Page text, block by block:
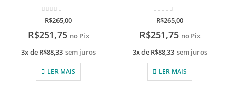
de 5
R$265,00
R$251,75 no Pix
3x de R$88,33 sem juros
LER MAIS
de 5
R$265,00
R$251,75 no Pix
3x de R$88,33 sem juros
LER MAIS